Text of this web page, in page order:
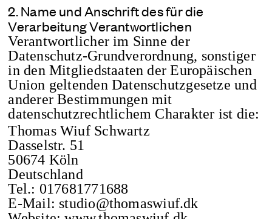
2. Name und Anschrift des für die
Verarbeitung Verantwortlichen
Verantwortlicher im Sinne der
Datenschutz-Grundverordnung, sonstiger
in den Mitgliedstaaten der Europäischen
Union geltenden Datenschutzgesetze und
anderer Bestimmungen mit
datenschutzrechtlichem Charakter ist die:
Thomas Wiuf Schwartz
Dasselstr. 51
50674 Köln
Deutschland
Tel.: 017681771688
E-Mail: studio@thomaswiuf.dk